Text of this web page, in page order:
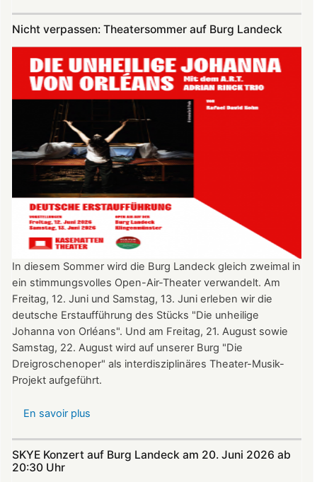
4.
2026
nach
Freiburg
Nicht verpassen: Theatersommer auf Burg Landeck
In diesem Sommer wird die Burg Landeck gleich zweimal in
ein stimmungsvolles Open-Air-Theater verwandelt. Am
Freitag, 12. Juni und Samstag, 13. Juni erleben wir die
deutsche Erstaufführung des Stücks "Die unheilige
Johanna von Orléans". Und am Freitag, 21. August sowie
Samstag, 22. August wird auf unserer Burg "Die
Dreigroschenoper" als interdisziplinäres Theater-Musik-
Projekt aufgeführt.
En savoir plus
Theatersommer
SKYE Konzert auf Burg Landeck am 20. Juni 2026 ab
20:30 Uhr​​​​​​​​​​​​​​